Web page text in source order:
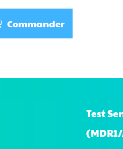
Commander
Test